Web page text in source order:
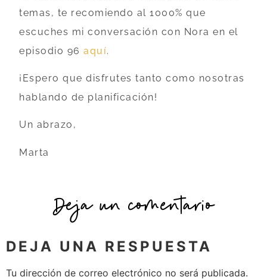
temas, te recomiendo al 1000% que
escuches mi conversación con Nora en el
episodio 96aquí.
¡Espero que disfrutes tanto como nosotras
hablando de planificación!
Un abrazo,
Marta
Deja un comentario
DEJA UNA RESPUESTA
Tu dirección de correo electrónico no será publicada.